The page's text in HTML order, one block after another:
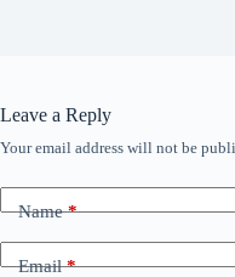
Leave a Reply
Your email address will not be
Name*
Email*